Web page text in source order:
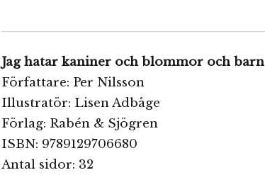
Jag hatar kaniner och blommor och barn
Författare: Per Nilsson
Illustratör: Lisen Adbåge
Förlag: Rabén & Sjögren
ISBN: 9789129706680
Antal sidor: 32